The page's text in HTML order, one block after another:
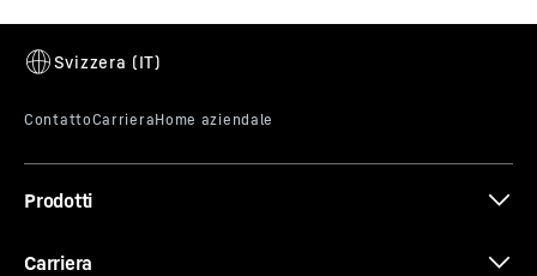
Brochure Horticultural and Landscape
Calcolatore dei consumi
Litri per ora di funzionamento
Ore totali di funzionamento di tutte le macchine
Prodotti
Carriera